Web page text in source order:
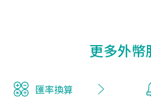
更多外幣
匯率換算